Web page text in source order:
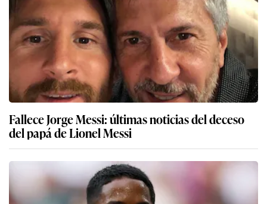
Fallece Jorge Messi: últimas noticias del deceso
del papá de Lionel Messi